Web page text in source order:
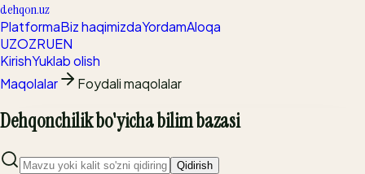
dehqon.uz
PlatformaBiz haqimizdaYordamAloqa
UZOZRUEN
KirishYuklab olish
Maqolalar
Foydali maqolalar
Dehqonchilik bo'yicha bilim bazasi
Qidirish